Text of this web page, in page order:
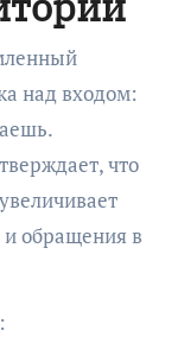
над входом:
что
обращения в